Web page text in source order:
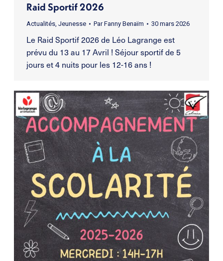
Raid Sportif 2026
Actualités, Jeunesse ParFanny Benaïm 30 mars 2026
Le Raid Sportif 2026 de Léo Lagrange est
prévu du 13 au 17 Avril ! Séjour sportif de 5
jours et 4 nuits pour les 12-16 ans !